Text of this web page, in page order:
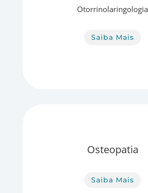
Otorrinolaringologia
Saiba Mais
Osteopatia
Saiba Mais